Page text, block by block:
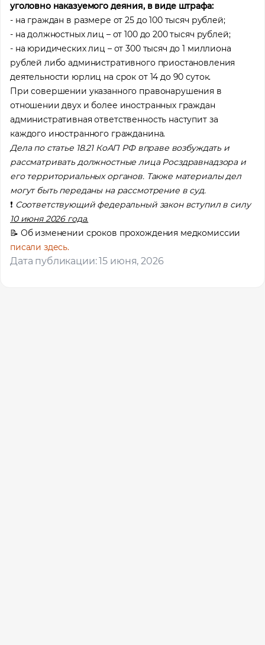
уголовно наказуемого деяния, в виде штрафа:
- на граждан в размере от 25 до 100 тысяч рублей;
- на должностных лиц – от 100 до 200 тысяч рублей;
- на юридических лиц – от 300 тысяч до 1 миллиона
рублей либо административного приостановления
деятельности юрлиц на срок от 14 до 90 суток.
При совершении указанного правонарушения в
отношении двух и более иностранных граждан
административная ответственность наступит за
каждого иностранного гражданина.
Дела по статье 18.21 КоАП РФ вправе возбуждать и
рассматривать должностные лица Росздравнадзора и
его территориальных органов. Также материалы дел
могут быть переданы на рассмотрение в суд.
❗️ Соответствующий федеральный закон вступил в силу
10 июня 2026 года.
📝 Об изменении сроков прохождения медкомиссии
писали здесь.
Дата публикации: 15 июня, 2026